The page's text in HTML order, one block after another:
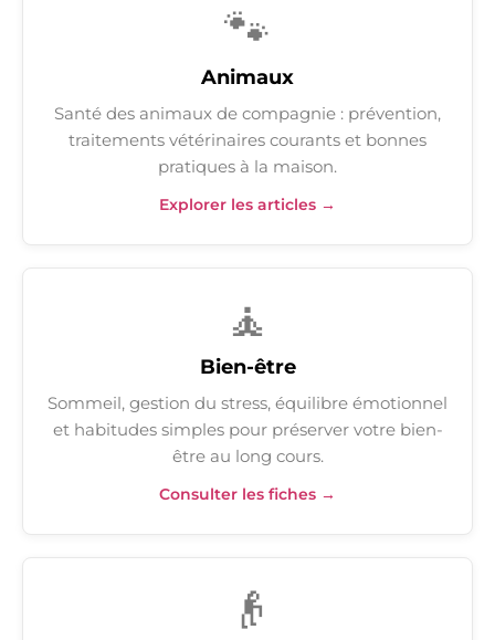
🐾
Animaux
Santé des animaux de compagnie : prévention,
traitements vétérinaires courants et bonnes
pratiques à la maison.
Explorer les articles →
🧘
Bien-être
Sommeil, gestion du stress, équilibre émotionnel
et habitudes simples pour préserver votre bien-
être au long cours.
Consulter les fiches →
👴